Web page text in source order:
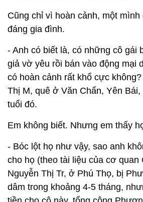
Cũng chỉ vì hoàn cảnh, một mình
đáng gia đình.
- Anh có biết là, có những cô gái
giả vờ yêu rồi bán vào động mại
có hoàn cảnh rất khổ cực
Thị M, quê ở Văn Chấn, Yên
tuổi đó.
Em không biết. Nhưng em thấy
- Bóc lột họ như vậy, sao anh
cho họ (theo tài liệu của cơ quan
Nguyễn Thị Tr, ở Phú Thọ, bị
dâm trong khoảng 4-5 tháng,